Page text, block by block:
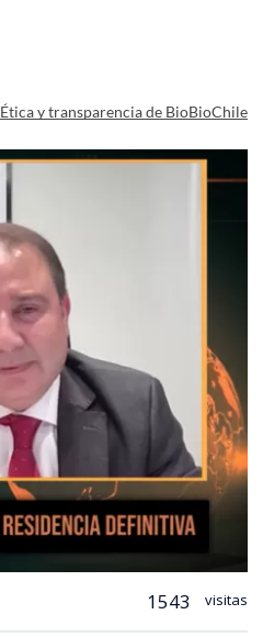
Ética y transparencia de BioBioChile
1543 visitas